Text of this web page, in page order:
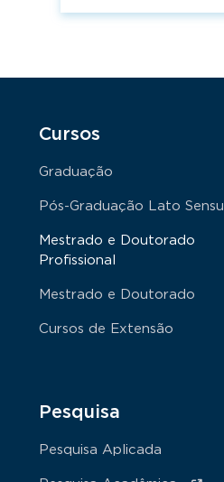
Cursos
Graduação
Pós-Graduação Lato Sensu
Mestrado e Doutorado
Profissional
Mestrado e Doutorado
Cursos de Extensão
Pesquisa
Pesquisa Aplicada